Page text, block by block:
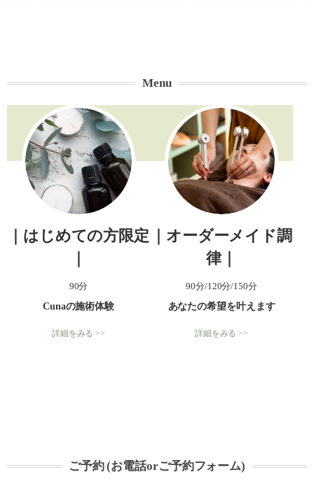
Menu
｜はじめての方限定
90分
Cunaの施術体験
詳細をみる >>
｜オーダーメイド調
律｜
90分/120分/150分
あなたの希望を叶えます
詳細をみる >>
ご予約 (お電話orご予約フォーム)